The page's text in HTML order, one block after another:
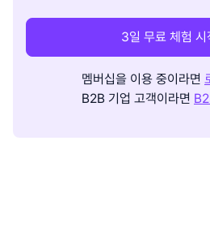
3일 무료 체험 시
멤버십을 이용 중이라면
B2B 기업 고객이라면